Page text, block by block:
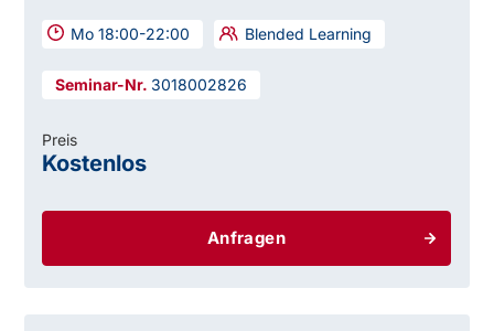
Mo 18:00-22:00 Blended Learning
3018002826
Anfragen
Preis
Kostenlos